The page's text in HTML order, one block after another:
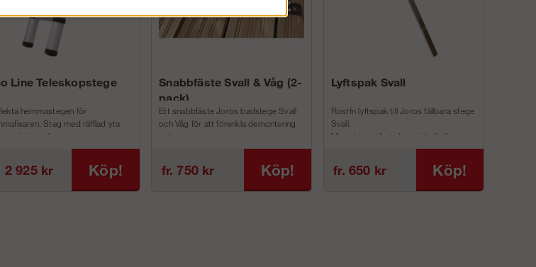
Line Teleskopstege
hemmastegen för
Steg med räfflad yta
minimera h...
2 925 kr Köp!
Snabbfäste Svall & Våg (2-
pack)
Ett snabbfäste Joros badstege Svall
och Våg för att förenkla demontering
och m...
fr. 750 kr Köp!
Lyftspak Svall
Rostfri lyftspak till Joros fällbara stege
Svall.
Man skruvar fast denna i befintliga
fr. 650 kr Köp!